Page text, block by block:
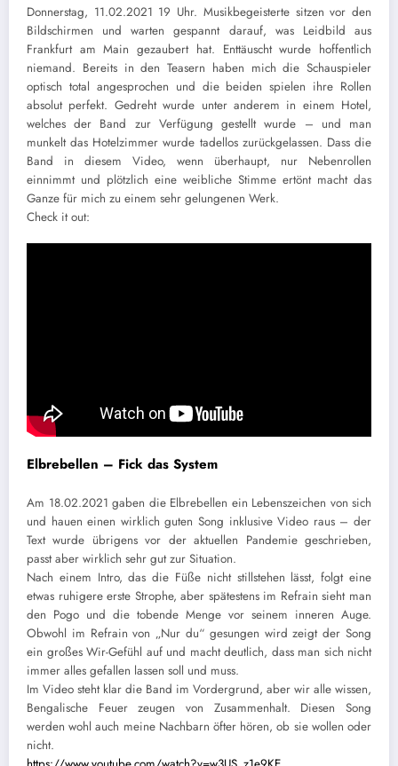
Donnerstag, 11.02.2021 19 Uhr. Musikbegeisterte sitzen vor den
Bildschirmen und warten gespannt darauf, was Leidbild aus
Frankfurt am Main gezaubert hat. Enttäuscht wurde hoffentlich
niemand. Bereits in den Teasern haben mich die Schauspieler
optisch total angesprochen und die beiden spielen ihre Rollen
absolut perfekt. Gedreht wurde unter anderem in einem Hotel,
welches der Band zur Verfügung gestellt wurde – und man
munkelt das Hotelzimmer wurde tadellos zurückgelassen. Dass die
Band in diesem Video, wenn überhaupt, nur Nebenrollen
einnimmt und plötzlich eine weibliche Stimme ertönt macht das
Ganze für mich zu einem sehr gelungenen Werk.
Check it out:
Elbrebellen – Fick das System
Am 18.02.2021 gaben die Elbrebellen ein Lebenszeichen von sich
und hauen einen wirklich guten Song inklusive Video raus – der
Text wurde übrigens vor der aktuellen Pandemie geschrieben,
passt aber wirklich sehr gut zur Situation.
Nach einem Intro, das die Füße nicht stillstehen lässt, folgt eine
etwas ruhigere erste Strophe, aber spätestens im Refrain sieht man
den Pogo und die tobende Menge vor seinem inneren Auge.
Obwohl im Refrain von „Nur du“ gesungen wird zeigt der Song
ein großes Wir-Gefühl auf und macht deutlich, dass man sich nicht
immer alles gefallen lassen soll und muss.
Im Video steht klar die Band im Vordergrund, aber wir alle wissen,
Bengalische Feuer zeugen von Zusammenhalt. Diesen Song
werden wohl auch meine Nachbarn öfter hören, ob sie wollen oder
nicht.